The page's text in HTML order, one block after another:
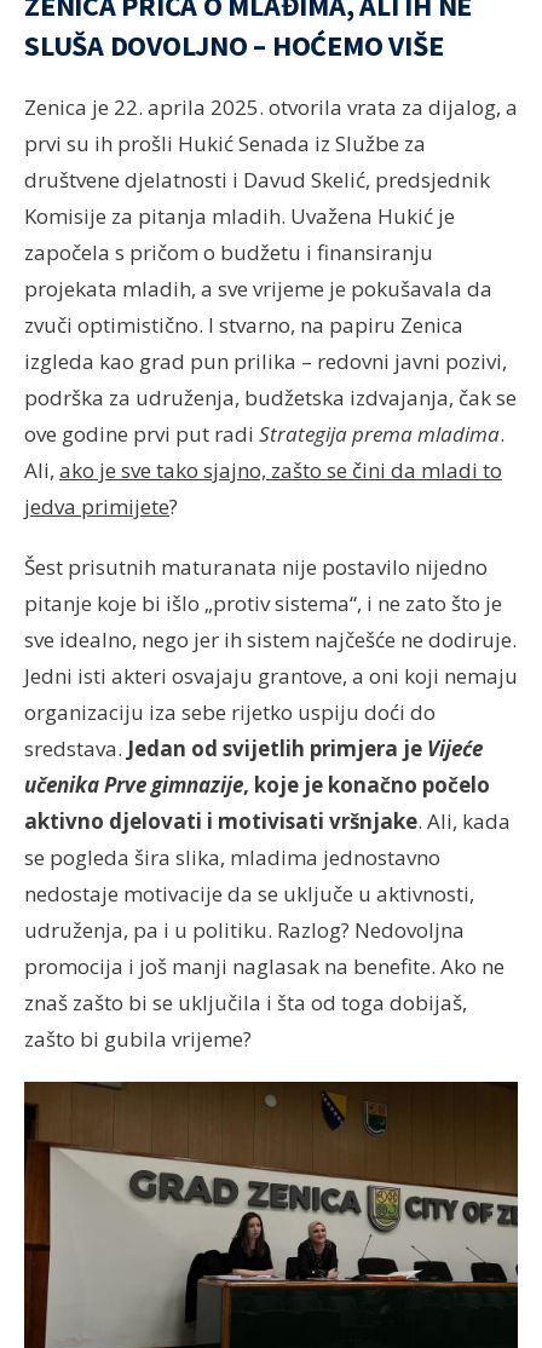
SLUŠA DOVOLJNO – HOĆEMO VIŠE
Zenica je 22. aprila 2025. otvorila vrata za dijalog, a
prvi su ih prošli Hukić Senada iz Službe za
društvene djelatnosti i Davud Skelić, predsjednik
Komisije za pitanja mladih. Uvažena Hukić je
započela s pričom o budžetu i finansiranju
projekata mladih, a sve vrijeme je pokušavala da
zvuči optimistično. I stvarno, na papiru Zenica
izgleda kao grad pun prilika – redovni javni pozivi,
podrška za udruženja, budžetska izdvajanja, čak se
ove godine prvi put radi Strategija prema mladima.
Ali, ako je sve tako sjajno, zašto se čini da mladi to
jedva primijete?
Šest prisutnih maturanata nije postavilo nijedno
pitanje koje bi išlo „protiv sistema“, i ne zato što je
sve idealno, nego jer ih sistem najčešće ne dodiruje.
Jedni isti akteri osvajaju grantove, a oni koji nemaju
organizaciju iza sebe rijetko uspiju doći do
sredstava. Jedan od svijetlih primjera je Vijeće
učenika Prve gimnazije, koje je konačno počelo
aktivno djelovati i motivisati vršnjake. Ali, kada
se pogleda šira slika, mladima jednostavno
nedostaje motivacije da se uključe u aktivnosti,
udruženja, pa i u politiku. Razlog? Nedovoljna
promocija i još manji naglasak na benefite. Ako ne
znaš zašto bi se uključila i šta od toga dobijaš,
zašto bi gubila vrijeme?